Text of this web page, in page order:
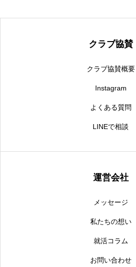
クラブ協賛
クラブ協賛概要
Instagram
よくある質問
LINEで相談
運営会社
メッセージ
私たちの想い
就活コラム
お問い合わせ